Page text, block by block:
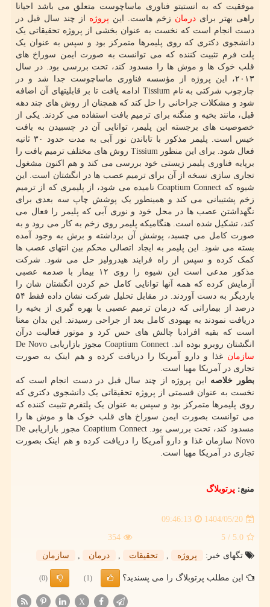
موفقیت که به انستیتو فناوری ماساچوست متعلق می باشد احیانا
راهی بهتر برای درمان زخم هاست. این پروژه از چند سال قبل در
دست انجام است که نخست به عنوان بخشی از پروژه تحقیقاتی یک
دانشجوی دکتری که روی پلیمرها متمرکز بود و سپس به عنوان یک
پلت فرم تثبیت کننده که می توانست به صورت ایمن سوراخ های
قلب خوک ها و موش ها را مسدود کند، تحت بررسی بود. در سال
۲۰۱۳، این پروژه از مؤسسه فناوری ماساچوست جدا شد و در
چارچوب شرکتی به نام Tissium ادامه یافت تا بر قابلیتهای آن اضافه
شود و مشکلات جراحانی را حل کند که همچنان از روش های چند دهه
قبل، مانند بخیه و منگنه برای ترمیم بافت استفاده می کردند. یکی از
خصوصیت های برجسته این پلیمر، توانایی آن در چسبیدن به بافت
خیس است. پلیمر مذکور با تاباندن نور آبی به مدت حدود ۳۰ ثانیه
فعال شود. برای این منظور Tissium روش های مختلف ترمیم بافت را
برپایه فناوری پلیمر زیستی خود بررسی می کند و هم اکنون مشغول
تجاری سازی نسخه از آن برای ترمیم عصب ها در انگشتان است. این
شیوه که Coaptium Connect نامیده می شود، از پلیمری که از ترمیم
زخم پشتیبانی می کند و همینطور یک پوشش چاپ سه بعدی برای
نگهداشتن عصب ها در محل خود و نوری آبی که پلیمر را فعال می
کند، تشکیل شده است. هنگامیکه پلیمر روی زخم به کار می رود و به
صورت کامل می چسبد، پوشش آن برداشته و برش به وجود آمده
بسته می شود. این پلیمر به ایجاد اتصالی محکم بین انتهای عصب ها
کمک کرده و سپس از راه فرایند هیدرولیز حل می شود. شرکت
مذکور مدعی است این شیوه را روی ۱۲ بیمار با صدمه عصبی
آزمایش کرده که همه آنها توانایی کامل خم کردن انگشتان شان را
باردیگر به دست آوردند. در مقابل تحلیل شرکت نشان داده فقط ۵۴
درصد از بیمارانی که درمان ترمیم عصبی با بهره گیری از بخیه را
دریافت نمودند به بهبودی کامل بعد از جراحی رسیدند. این بدان معنا
است که بقیه افرادبا چالش های حس کرد و موتور فعالیت درآن
انگشتان روبرو بوده اند. Coaptium Connect مجوز بازاریابی De Novo
سازمان غذا و دارو آمریکا را دریافت کرده و هم اینک به صورت
تجاری در آمریکا مهیا است.
بطور خلاصه این پروژه از چند سال قبل در دست انجام است که
نخست به عنوان قسمتی از پروژه تحقیقاتی یک دانشجوی دکتری که
روی پلیمرها متمرکز بود و سپس به عنوان یک پلتفرم تثبیت کننده که
می توانست بصورت ایمن سوراخ های قلب خوک ها و موش ها را
مسدود کند، تحت بررسی بود. Coaptium Connect مجوز بازاریابی De
Novo سازمان غذا و دارو آمریکا را دریافت کرده و هم اینک بصورت
تجاری در آمریکا مهیا است.
منبع: پرتوبلاگ
1404/05/20
09:46:13
5.0
/ 5
354
تگهای خبر:
پروژه , تحقیقات , درمان , سازمان
این مطلب پرتوبلاگ را می پسندید؟ (1)
(0)
X